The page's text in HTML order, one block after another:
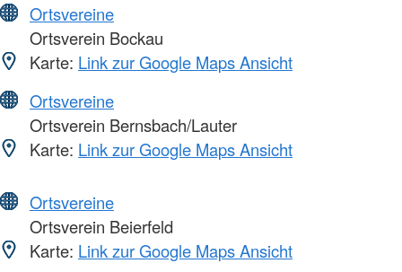
Ortsvereine
Ortsverein Bockau
Karte: Link zur Google Maps Ansicht
Ortsvereine
Ortsverein Bernsbach/Lauter
Karte: Link zur Google Maps Ansicht
Ortsvereine
Ortsverein Beierfeld
Karte: Link zur Google Maps Ansicht